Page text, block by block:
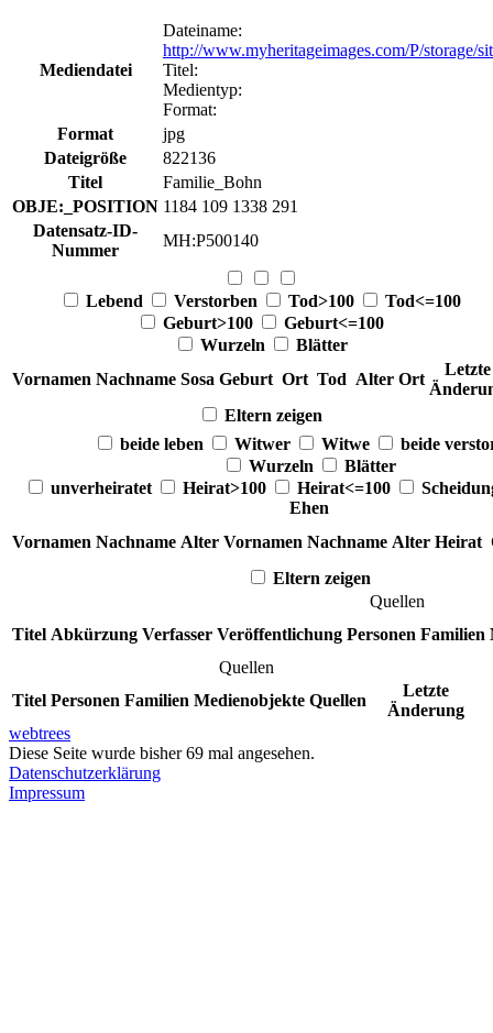
Mediendatei
Dateiname:
http://www.myheritageimages.com/P/storage/
Titel:
Medientyp:
Format:
Format
jpg
Dateigröße
822136
Titel
Familie_Bohn
OBJE:_POSITION 1184 109 1338 291
Datensatz-ID-
Nummer
MH:P500140
Lebend Verstorben Tod>100
Tod<=100
Geburt>100
Geburt<=100
Wurzeln
Blätter
Vornamen Nachname Sosa Geburt Ort Tod Alter Ort
Letzte
Eltern zeigen
beide leben
Witwer Witwe
beide
Wurzeln
Blätter
unverheiratet
Heirat>100 Heirat<=100
Ehen
Vornamen Nachname Alter Vornamen Nachname Alter Heirat
Eltern zeigen
Quellen
Titel Abkürzung Verfasser Veröffentlichung Personen Familien
Quellen
Titel Personen Familien Medienobjekte Quellen
Letzte
Änderung
webtrees
Diese Seite wurde bisher69 mal angesehen.
Datenschutzerklärung
Impressum